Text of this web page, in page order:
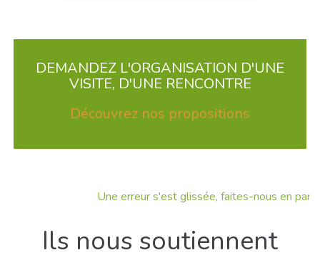
DEMANDEZ L'ORGANISATION D'UNE
VISITE, D'UNE RENCONTRE
Découvrez nos propositions
Une erreur s'est glissée, faites-nous en part !
Ils nous soutiennent